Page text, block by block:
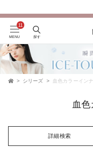
会員登録で今
MENU 探す
シリーズ 血色カラーイン
血
詳細検索